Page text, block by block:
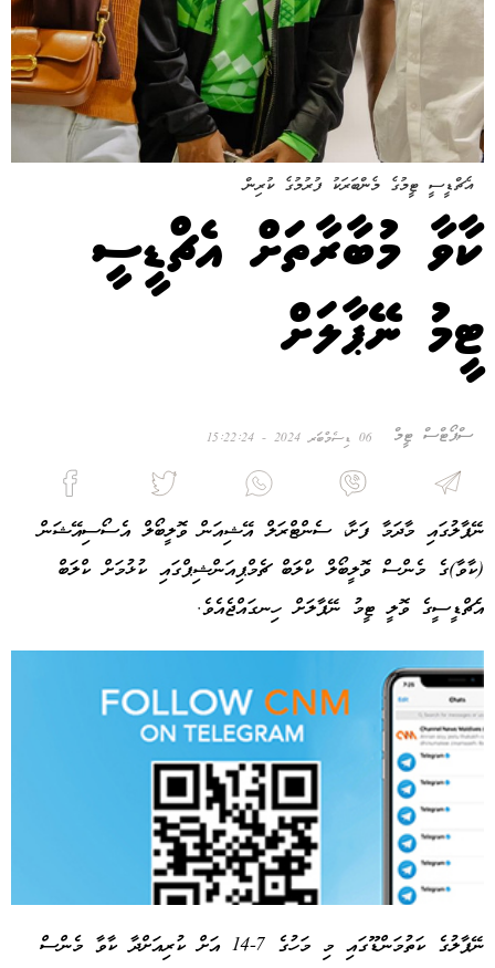
އެޗްޑީސީ ޓީމުގެ މެންބަރަކު ފުރުމުގެ ކުރިން
ކާވާ މުބާރާތަށް އެޗްޑީސީ
ޓީމު ނޭޕާލަށް
ސްޕޯޓްސް ޓީމް 06 ޑިސެމްބަރ 2024 - 15:22:24
ނޭޕާލުގައި މާދަމާ ފަށާ، ސެންޓްރަލް އޭޝިއަން ވޮލީބޯލް އެސޯސިއޭޝަން
(ކާވާ)ގެ މެންސް ވޮލީބޯލް ކްލަބް ޗެމްޕިއަންޝިޕްގައި ކުޅުމަށް ކްލަބް
އެޗްޑީސީގެ ވޮލީ ޓީމު ނޭޕާލަށް ހިނގައްޖެއެވެ.
ނޭޕާލުގެ ކަތުމަންޑޫގައި މި މަހުގެ 7-14 އަށް ކުރިއަށްދާ ކާވާ މެންސް